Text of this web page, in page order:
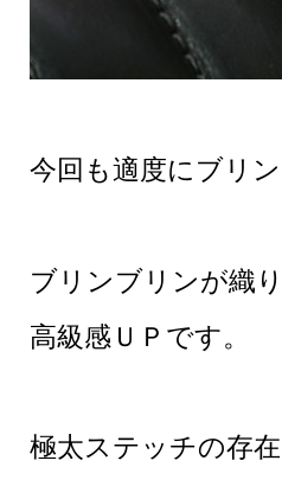
今回も適度にブリ
ブリンブリンが織
高級感ＵＰです。
極太ステッチの存